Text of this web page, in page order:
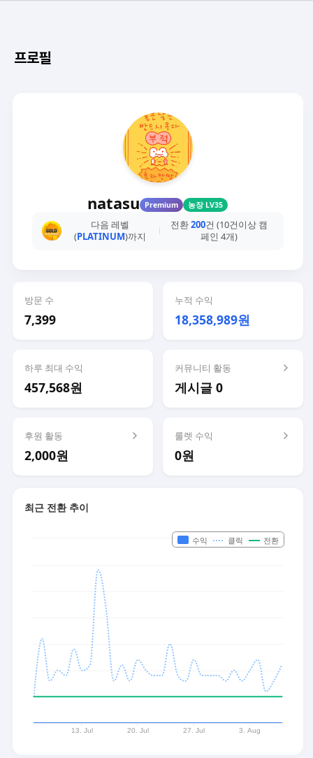
프로필
natasu Premium 농장 LV35
다음 레벨
(PLATINUM)까지
전환200건 (10건이상 캠
페인 4개)
방문 수
7,399
누적 수익
18,358,989원
하루 최대 수익
457,568원
커뮤니티 활동
게시글 0
후원 활동
2,000원
룰렛 수익
0원
최근 전환 추이